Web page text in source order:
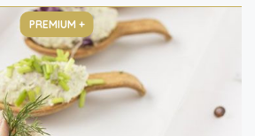
PREMIUM +